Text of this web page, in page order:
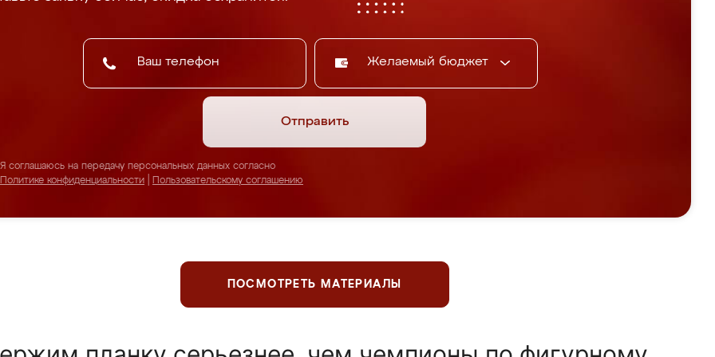
Желаемый бюджет
Отправить
Я соглашаюсь на передачу персональных данных согласно
Политике конфиденциальности
Пользовательскому соглашению
ПОСМОТРЕТЬ МАТЕРИАЛЫ